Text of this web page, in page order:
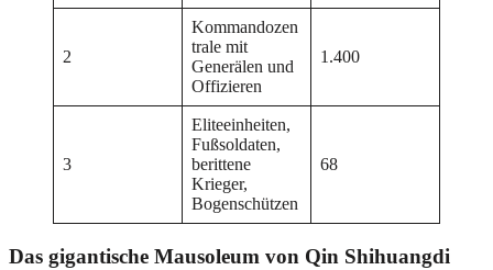
2
Kommandozen
trale mit
Generälen und
Offizieren
1.400
3
Eliteeinheiten,
Fußsoldaten,
berittene
Krieger,
Bogenschützen
68
Das gigantische Mausoleum von Qin Shihuangdi